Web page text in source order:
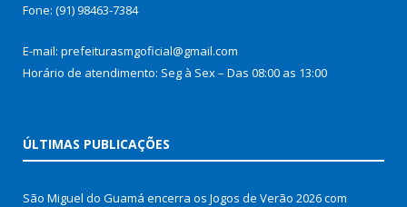
Fone: (91) 98463-7384
E-mail: prefeiturasmgoficial@gmail.com
Horário de atendimento: Seg à Sex – Das 08:00 as 13:00
ÚLTIMAS PUBLICAÇÕES
São Miguel do Guamá encerra os Jogos de Verão 2026 com